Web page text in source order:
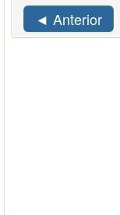
◄ Anterior